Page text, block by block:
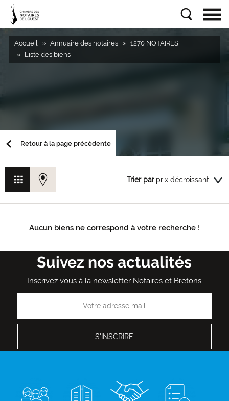
Accueil Annuaire des notaires
1270 NOTAIRES
Liste des biens
Retour à la page précédente
Trier par
Aucun biens ne correspond à votre recherche !
Suivez nos actualités
Inscrivez vous à la newsletter Notaires et Bretons